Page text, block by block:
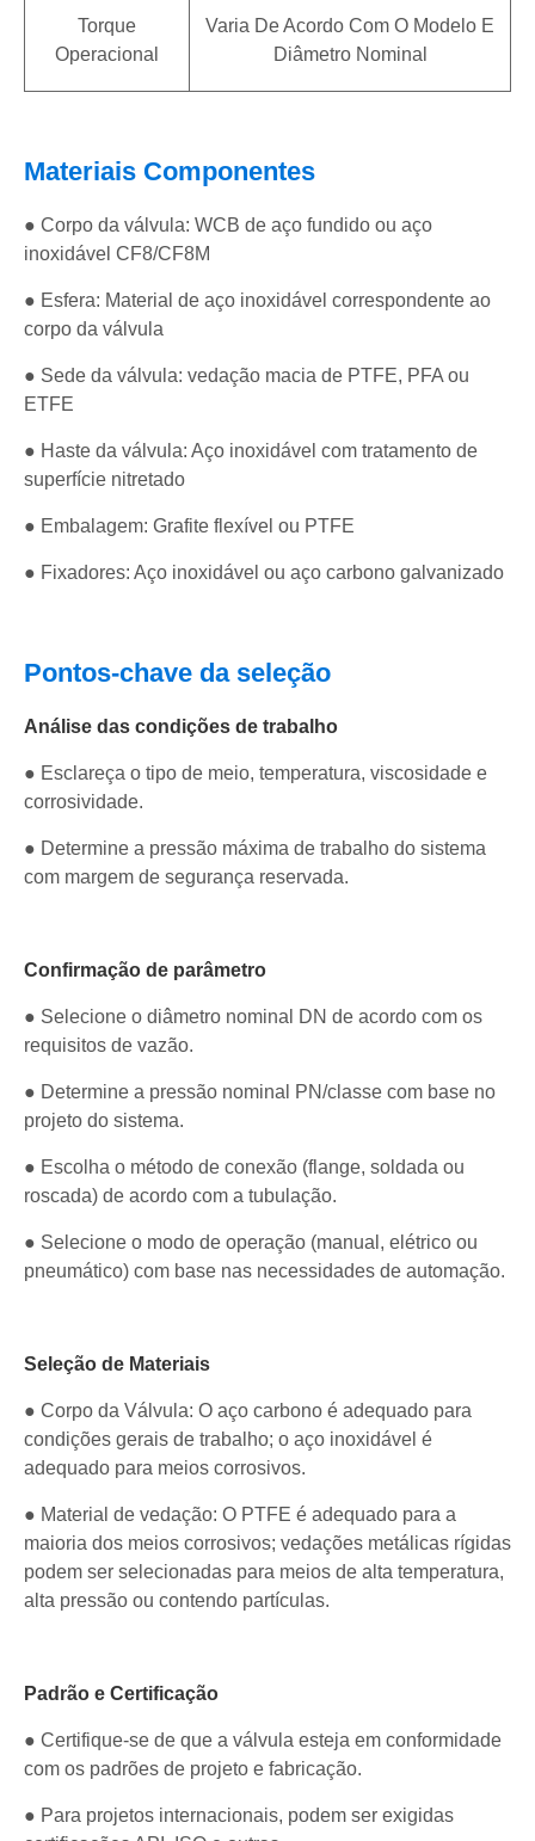
Torque
Operacional
Varia De Acordo Com O Modelo E
Diâmetro Nominal
Materiais Componentes
● Corpo da válvula: WCB de aço fundido ou aço
inoxidável CF8/CF8M
● Esfera: Material de aço inoxidável correspondente ao
corpo da válvula
● Sede da válvula: vedação macia de PTFE, PFA ou
ETFE
● Haste da válvula: Aço inoxidável com tratamento de
superfície nitretado
● Embalagem: Grafite flexível ou PTFE
● Fixadores: Aço inoxidável ou aço carbono galvanizado
Pontos-chave da seleção
Análise das condições de trabalho
● Esclareça o tipo de meio, temperatura, viscosidade e
corrosividade.
● Determine a pressão máxima de trabalho do sistema
com margem de segurança reservada.
Confirmação de parâmetro
● Selecione o diâmetro nominal DN de acordo com os
requisitos de vazão.
● Determine a pressão nominal PN/classe com base no
projeto do sistema.
● Escolha o método de conexão (flange, soldada ou
roscada) de acordo com a tubulação.
● Selecione o modo de operação (manual, elétrico ou
pneumático) com base nas necessidades de automação.
Seleção de Materiais
● Corpo da Válvula: O aço carbono é adequado para
condições gerais de trabalho; o aço inoxidável é
adequado para meios corrosivos.
● Material de vedação: O PTFE é adequado para a
maioria dos meios corrosivos; vedações metálicas rígidas
podem ser selecionadas para meios de alta temperatura,
alta pressão ou contendo partículas.
Padrão e Certificação
● Certifique-se de que a válvula esteja em conformidade
com os padrões de projeto e fabricação.
● Para projetos internacionais, podem ser exigidas